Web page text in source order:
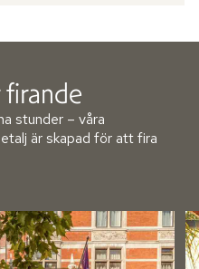
stunder – våra
är skapad för att fira